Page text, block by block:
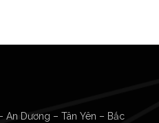
Dương – Tân Yên – Bắc